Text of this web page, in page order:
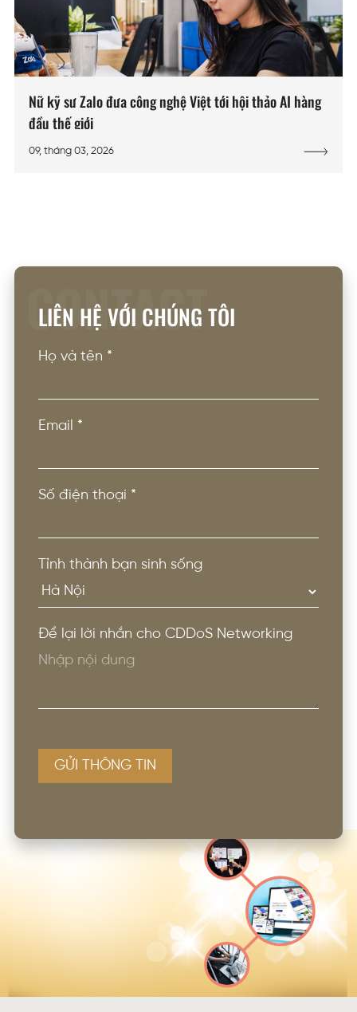
Nữ kỹ sư Zalo đưa công nghệ Việt tới hội thảo AI hàng
đầu thế giới
09, tháng 03, 2026
CONTACT
LIÊN HỆ VỚI CHÚNG TÔI
Họ và tên *
Email *
Số điện thoại *
Tỉnh thành bạn sinh sống
Để lại lời nhắn cho CDDoS Networking
GỬI THÔNG TIN